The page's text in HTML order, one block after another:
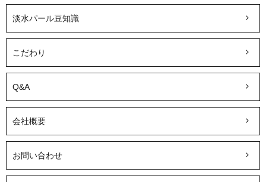
淡水パール豆知識
こだわり
Q&A
会社概要
お問い合わせ